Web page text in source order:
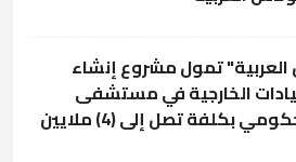
العربية" تمول مشروع إنشاء
الخارجية في مستشفى
الكرك الحكومي بكلفة تصل إلى (4) ملايين